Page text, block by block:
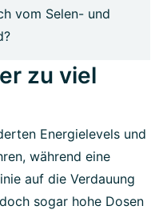
vom Selen- und
zu viel
Energielevels und
während eine
auf die Verdauung
sogar hohe Dosen